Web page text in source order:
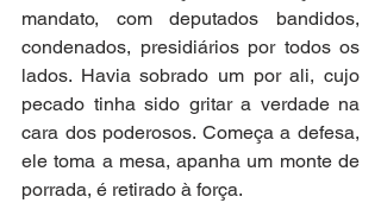
mandato, com deputados bandidos,
condenados, presidiários por todos os
lados. Havia sobrado um por ali, cujo
pecado tinha sido gritar a verdade na
cara dos poderosos. Começa a defesa,
ele toma a mesa, apanha um monte de
porrada, é retirado à força.